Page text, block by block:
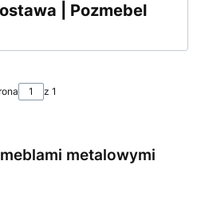
| Pozmebel
z 1
metalowymi